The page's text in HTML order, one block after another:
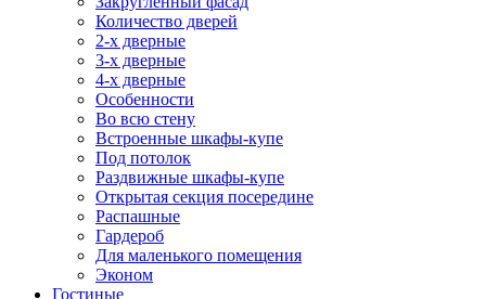
Количество дверей
2-х дверные
3-х дверные
4-х дверные
Особенности
Во всю стену
Встроенные шкафы-купе
Под потолок
Раздвижные шкафы-купе
Открытая секция посередине
Распашные
Гардероб
Для маленького помещения
Эконом
Гостиные